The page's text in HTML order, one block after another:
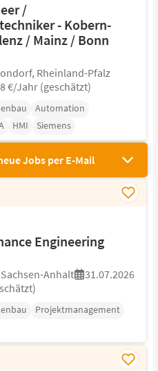
/
- Kobern-
/ Mainz / Bonn
Rheinland-Pfalz
€/Jahr (geschätzt)
Automation
HMI Siemens
Jobs per E-Mail
Engineering
Anhalt
31.07.2026
Projektmanagement